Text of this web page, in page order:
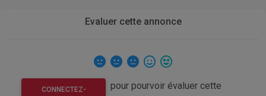
Evaluer cette annonce
CONNECTEZ-
pour pourvoir évaluer cette